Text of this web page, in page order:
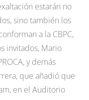
estarán no
sino también los
a la CBPC,
invitados, Mario
y demás
que añadió que
en el Auditorio